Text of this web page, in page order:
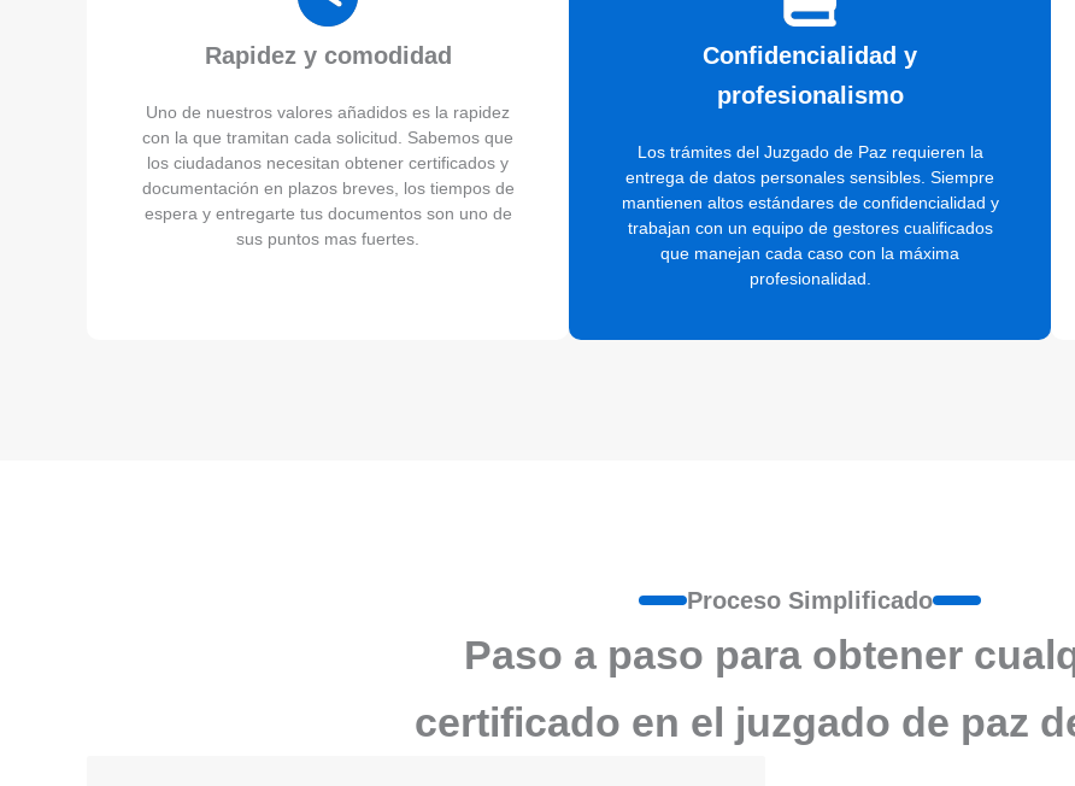
Rapidez y comodidad
Uno de nuestros valores añadidos es la rapidez
con la que tramitan cada solicitud. Sabemos que
los ciudadanos necesitan obtener certificados y
documentación en plazos breves, los tiempos de
espera y entregarte tus documentos son uno de
sus puntos mas fuertes.
Confidencialidad y
profesionalismo
Los trámites del Juzgado de Paz requieren la
entrega de datos personales sensibles. Siempre
mantienen altos estándares de confidencialidad y
trabajan con un equipo de gestores cualificados
que manejan cada caso con la máxima
profesionalidad.
Proceso Simplificado
Paso a paso para obtener
certificado en el juzgado de paz